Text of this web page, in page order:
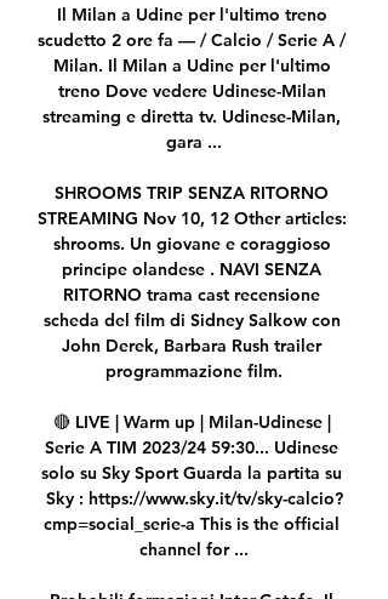
Il Milan a Udine per l'ultimo treno
scudetto 2 ore fa — / Calcio / Serie A /
Milan. Il Milan a Udine per l'ultimo
treno Dove vedere Udinese-Milan
streaming e diretta tv. Udinese-Milan,
gara ...
SHROOMS TRIP SENZA RITORNO
STREAMING Nov 10, 12 Other articles:
shrooms. Un giovane e coraggioso
principe olandese . NAVI SENZA
RITORNO trama cast recensione
scheda del film di Sidney Salkow con
John Derek, Barbara Rush trailer
programmazione film.
🔴 LIVE | Warm up | Milan-Udinese |
Serie A TIM 2023/24 59:30... Udinese
solo su Sky Sport Guarda la partita su
Sky : https://www.sky.it/tv/sky-calcio?
cmp=social_serie-a This is the official
channel for ...